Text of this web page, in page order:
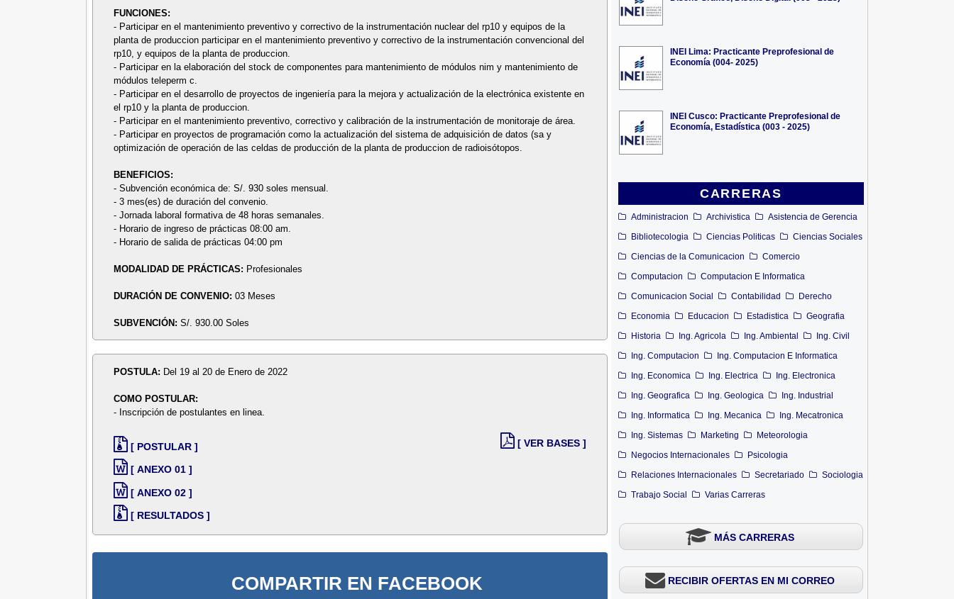
INEI Lima: Practicante Preprofesional de
Economía (004- 2025)
INEI Cusco: Practicante Preprofesional de
Economía, Estadística (003 - 2025)
CARRERAS
Administracion Archivistica
Asistencia de Gerencia
Bibliotecologia
Ciencias Politicas
Ciencias Sociales
Ciencias de la Comunicacion
Comercio
Computacion
Computacion E Informatica
Comunicacion Social
Contabilidad
Derecho
Economia
Educacion Estadistica
Geografia
Historia
Ing. Agricola Ing. Ambiental
Ing. Civil
Ing. Computacion
Ing. Computacion E Informatica
Ing. Economica
Ing. Electrica
Ing. Electronica
Ing. Geografica
Ing. Geologica
Ing. Industrial
Ing. Informatica
Ing. Mecanica
Ing. Mecatronica
Ing. Sistemas
Marketing
Meteorologia
Negocios Internacionales
Psicologia
Relaciones Internacionales
Secretariado
Sociologia
Trabajo Social
Varias Carreras
MÁS CARRERAS
RECIBIR OFERTAS EN MI CORREO
FUNCIONES:
- Participar en el mantenimiento preventivo y correctivo de la instrumentación nuclear del rp10 y equipos de la
planta de produccion participar en el mantenimiento preventivo y correctivo de la instrumentación convencional del
rp10, y equipos de la planta de produccion.
- Participar en la elaboración del stock de componentes para mantenimiento de módulos nim y mantenimiento de
módulos teleperm c.
- Participar en el desarrollo de proyectos de ingeniería para la mejora y actualización de la electrónica existente en
el rp10 y la planta de produccion.
- Participar en el mantenimiento preventivo, correctivo y calibración de la instrumentación de monitoraje de área.
- Participar en proyectos de programación como la actualización del sistema de adquisición de datos (sa y
optimización de operación de las celdas de producción de la planta de produccion de radioisótopos.
BENEFICIOS:
- Subvención económica de: S/. 930 soles mensual.
- 3 mes(es) de duración del convenio.
- Jornada laboral formativa de 48 horas semanales.
- Horario de ingreso de prácticas 08:00 am.
- Horario de salida de prácticas 04:00 pm
MODALIDAD DE PRÁCTICAS: Profesionales
DURACIÓN DE CONVENIO:03 Meses
SUBVENCIÓN:S/. 930.00 Soles
POSTULA: Del 19 al 20 de Enero de 2022
COMO POSTULAR:
- Inscripción de postulantes en linea.
[ POSTULAR ]
[ ANEXO 01 ]
[ ANEXO 02 ]
[ RESULTADOS ]
[ VER BASES ]
COMPARTIR EN FACEBOOK